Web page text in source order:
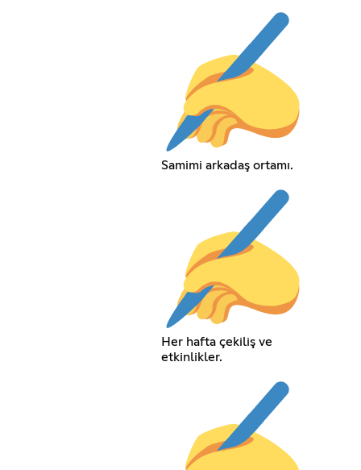
Samimi arkadaş ortamı.
Her hafta çekiliş ve
etkinlikler.